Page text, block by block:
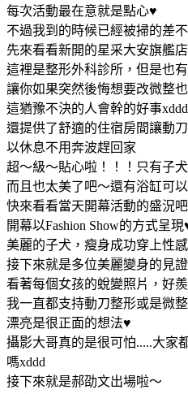
每次活動最在意就是點心♥
不過我到的時候已經被掃的差
先來看看新開的星采大安旗艦店
這裡是整形外科診所，但是也
讓你如果突然後悔想要改微整
這猶豫不決的人會幹的好事
還提供了舒適的住宿房間讓動
以休息不用奔波趕回家
超～級～貼心啦！！！只有子
而且也太美了吧～還有浴缸可
快來看看當天開幕活動的盛況
開幕以Fashion Show的方式呈現
美麗的子犬，瘦身成功穿上性
接下來就是多位美麗變身的見
看著每個女孩的蛻變照片，好
我一直都支持動刀整形或是微
漂亮是很正面的想法♥
攝影大哥真的是很可怕.....大家
嗎xddd
接下來就是郝劭文出場啦～